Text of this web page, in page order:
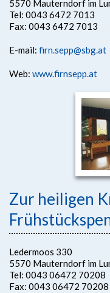
5570 Mauterndorf im
Tel: 0043 6472 7013
Fax: 0043 6472 7013
E-mail: firn.sepp@sbg.at
Web: www.firnsepp.at
Zur heiligen
Ledermoos 330
5570 Mauterndorf im
Tel: 0043 06472 70208
Fax: 0043 06472 70208